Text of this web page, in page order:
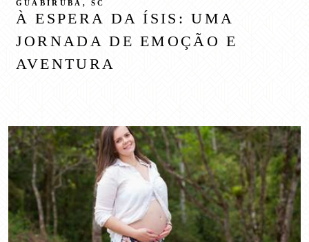
À ESPERA DA ÍSIS: UMA
JORNADA DE EMOÇÃO E
AVENTURA
GUABIRUBA, SC